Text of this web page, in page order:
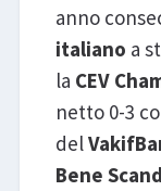
anno
italiano a
la CEV
netto 0-3
del
Bene